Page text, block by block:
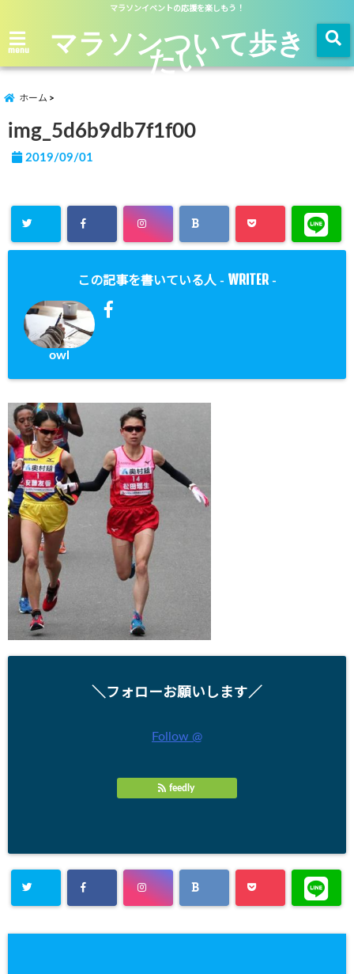
マラソンイベントの応援を楽しもう！
menu マラソンついて歩き
たい
ホーム
img_5d6b9db7f1f00
2019/09/01
この記事を書いている人 - WRITER -
owl
＼フォローお願いします／
Follow @
feedly